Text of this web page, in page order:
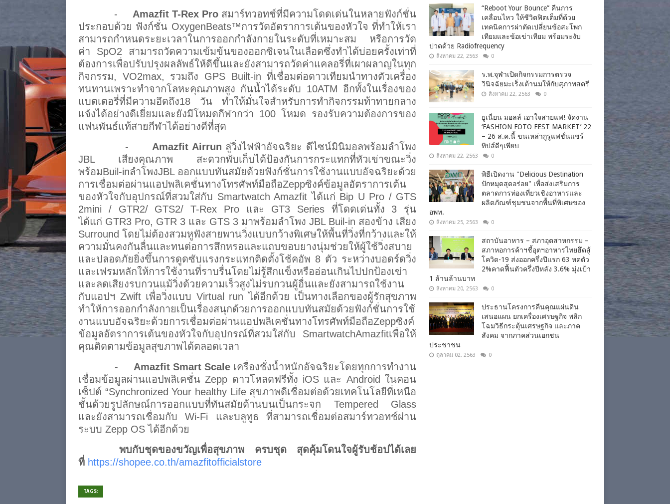
- Amazfit T-Rex Pro สมาร์ทวอทช์ที่มีความโดดเด่นในหลายฟังก์ชั่น
ประกอบด้วย ฟังก์ชั่น OxygenBeats™การวัดอัตราการเต้นของหัวใจ ที่ทำให้เรา
สามารถกำหนดระยะเวลาในการออกกำลังกายในระดับที่เหมาะสม หรือการวัด
ค่า SpO2 สามารถวัดความเข้มข้นของออกซิเจนในเลือดซึ่งทำได้บ่อยครั้งเท่าที่
ต้องการเพื่อปรับปรุงผลลัพธ์ให้ดีขึ้นและยังสามารถวัดค่าแคลอรี่ที่เผาผลาญในทุก
กิจกรรม, VO2max, รวมถึง GPS Built-in ที่เชื่อมต่อดาวเทียมนำทางตัวเครื่อง
ทนทานเพราะทำจากโลหะคุณภาพสูง กันน้ำได้ระดับ 10ATM อีกทั้งในเรื่องของ
แบตเตอรี่ที่มีความอึดถึง18 วัน ทำให้มั่นใจสำหรับการทำกิจกรรมท้าทายกลาง
แจ้งได้อย่างดีเยี่ยมและยังมีโหมดกีฬากว่า 100 โหมด รองรับความต้องการของ
แฟนพันธ์แท้สายกีฬาได้อย่างดีที่สุด
- Amazfit Airrun ลู่วิ่งไฟฟ้าอัจฉริยะ ดีไซน์มินิมอลพร้อมลำโพง
JBL เสียงคุณภาพ สะดวกพับเก็บได้ป้องกันการกระแทกที่หัวเข่าขณะวิ่ง
พร้อมBuil-inลำโพงJBL ออกแบบทันสมัยด้วยฟังก์ชั่นการใช้งานแบบอัจฉริยะด้วย
การเชื่อมต่อผ่านแอปพลิเคชั่นทางโทรศัพท์มือถือZeppซิงค์ข้อมูลอัตราการเต้น
ของหัวใจกับอุปกรณ์ที่สวมใส่กับ Smartwatch Amazfit ได้แก่ Bip U Pro / GTS
2mini / GTR2/ GTS2/ T-Rex Pro และ GT3 Series ที่โดดเด่นทั้ง 3 รุ่น
ได้แก่ GTR3 Pro, GTR 3 และ GTS 3 มาพร้อมลำโพง JBL Buil-in สองข้าง เสียง
Surround โดยไม่ต้องสวมหูฟังสายพานวิ่งแบบกว้างพิเศษให้พื้นที่วิ่งที่กว้างและให้
ความมั่นคงกันลื่นและทนต่อการสึกหรอและแถบขอบยางนุ่มช่วยให้ผู้ใช้วิ่งสบาย
และปลอดภัยยิ่งขึ้นการดูดซับแรงกระแทกติดตั้งโช้คอัพ 8 ตัว ระหว่างบอดร์ดวิ่ง
และเฟรมหลักให้การใช้งานที่ราบรื่นโดยไม่รู้สึกแข็งหรืออ่อนเกินไปปกป้องเข่า
และลดเสียงรบกวนแม้วิ่งด้วยความเร็วสูงไม่รบกวนผู้อื่นและยังสามารถใช้งาน
กับแอปฯ Zwift เพื่อวิ่งแบบ Virtual run ได้อีกด้วย เป็นทางเลือกของผู้รักสุขภาพ
ทำให้การออกกำลังกายเป็นเรื่องสนุกด้วยการออกแบบทันสมัยด้วยฟังก์ชั่นการใช้
งานแบบอัจฉริยะด้วยการเชื่อมต่อผ่านแอปพลิเคชั่นทางโทรศัพท์มือถือZeppซิงค์
ข้อมูลอัตราการเต้นของหัวใจกับอุปกรณ์ที่สวมใส่กับ SmartwatchAmazfitเพื่อให้
คุณติดตามข้อมูลสุขภาพได้ตลอดเวลา
- Amazfit Smart Scale เครื่องชั่งน้ำหนักอัจฉริยะโดยทุกการทำงาน
เชื่อมข้อมูลผ่านแอปพลิเคชั่น Zepp ดาวโหลดฟรีทั้ง iOS และ Android ในคอน
เซ็ปต์ “Synchronized Your healthy Life สุขภาพดีเชื่อมต่อด้วยเทคโนโลยีที่เหนือ
ชั้นด้วยรูปลักษณ์การออกแบบที่ทันสมัยด้านบนเป็นกระจก Tempered Glass
และยังสามารถเชื่อมกับ Wi-Fi และบลูทูธ ที่สามารถเชื่อมต่อสมาร์ทวอทช์ผ่าน
ระบบ Zepp OS ได้อีกด้วย
พบกับชุดของขวัญเพื่อสุขภาพ ครบชุด สุดคุ้มโดนใจผู้รับช้อปได้เลย
ที่ https://shopee.co.th/amazfitofficialstore
TAGS:
“Reboot Your Bounce” คืนการ
เคลื่อนไหว ให้ชีวิตฟิตเต็มที่ด้วย
เทคนิคการผ่าตัดเปลี่ยนข้อสะโพก
เทียมและข้อเข่าเทียม พร้อมระงับ
ปวดด้วย Radiofrequency
สิงหาคม 22, 2563 0
ร.พ.จุฬาเปิดกิจกรรมการตรวจ
วินิจฉัยมะเร็งเต้านมให้กับสุภาพสตรี
สิงหาคม 22, 2563 0
ยูเนี่ยน มอลล์ เอาใจสายแฟ! จัดงาน
‘FASHION FOTO FEST MARKET’ 22
– 26 ส.ค.นี้ ขนเหล่ากูรูแฟชั่นแชร์
ทิปส์ดีๆเพียบ
สิงหาคม 22, 2563 0
พิธีเปิดงาน "Delicious Destination
ปักหมุดสุดอร่อย" เพื่อส่งเสริมการ
ตลาดการท่องเที่ยวเชิงอาหารและ
ผลิตภัณฑ์ชุมชนจากพื้นที่พิเศษของ
อพท.
สิงหาคม 25, 2563 0
สถาบันอาหาร – สภาอุตสาหกรรม –
สภาหอการค้าฯชี้อุตฯอาหารไทยฮึดสู้
โควิด-19 ส่งออกครึ่งปีแรก 63 หดตัว
2%คาดฟื้นตัวครึ่งปีหลัง 3.6% มุ่งเป้า
1 ล้านล้านบาท
สิงหาคม 20, 2563 0
ประธานโครงการคืนคุณแผ่นดิน
เสนอแผน ยกเครื่องเศรษฐกิจ พลิก
โฉมวิธีกระตุ้นเศรษฐกิจ และภาค
สังคม จากภาคส่วนเอกชน
ประชาชน
ตุลาคม 02, 2563 0